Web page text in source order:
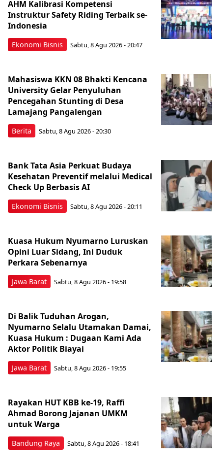
Ekonomi Bisnis
AHM Kalibrasi Kompetensi
Instruktur Safety Riding Terbaik se-
Indonesia
Sabtu, 8 Agu 2026 - 20:47
Berita
Mahasiswa KKN 08 Bhakti Kencana
University Gelar Penyuluhan
Pencegahan Stunting di Desa
Lamajang Pangalengan
Sabtu, 8 Agu 2026 - 20:30
Ekonomi Bisnis
Bank Tata Asia Perkuat Budaya
Kesehatan Preventif melalui Medical
Check Up Berbasis AI
Sabtu, 8 Agu 2026 - 20:11
Jawa Barat
Kuasa Hukum Nyumarno Luruskan
Opini Luar Sidang, Ini Duduk
Perkara Sebenarnya ​
Sabtu, 8 Agu 2026 - 19:58
Jawa Barat
Di Balik Tuduhan Arogan,
Nyumarno Selalu Utamakan Damai,
Kuasa Hukum : Dugaan Kami Ada
Aktor Politik Biayai
Sabtu, 8 Agu 2026 - 19:55
Bandung Raya
Rayakan HUT KBB ke-19, Raffi
Ahmad Borong Jajanan UMKM
untuk Warga
Sabtu, 8 Agu 2026 - 18:41